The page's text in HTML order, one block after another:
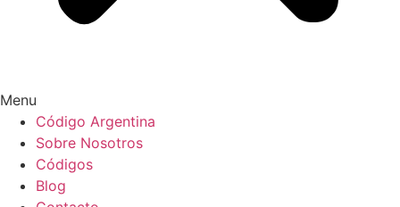
Menu
Código Argentina
Sobre Nosotros
Códigos
Blog